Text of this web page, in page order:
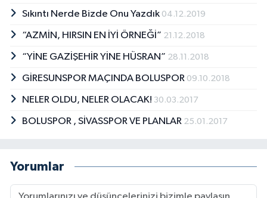
Sıkıntı Nerde Bizde Onu Yazdık 04.12.2019
“AZMİN, HIRSIN EN İYİ ÖRNEĞİ” 21.12.2018
“YİNE GAZİŞEHİR YİNE HÜSRAN” 28.11.2018
GİRESUNSPOR MAÇINDA BOLUSPOR 09.10.2018
NELER OLDU, NELER OLACAK! 30.03.2017
BOLUSPOR , SİVASSPOR VE PLANLAR 25.01.2017
Yorumlar